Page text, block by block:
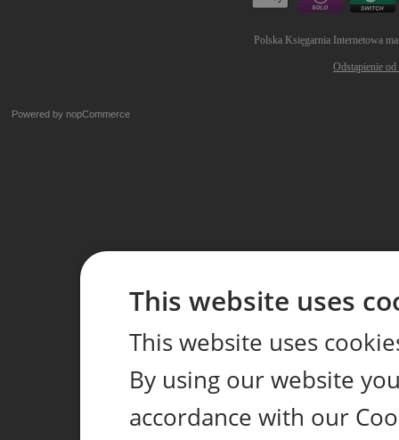
Polska Księgarnia Internetowa
Odstąpienie
Powered by nopCommerce
This website uses
This website uses
By using our website
accordance with our